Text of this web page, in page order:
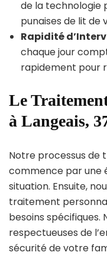
de la technologie
punaises de lit de
Rapidité
chaque jour
rapidement pour
Le
à Langeais,
Notre processus de
commence par une
situation. Ensuite,
traitement
besoins spécifiques.
respectueuses de
sécurité de votre